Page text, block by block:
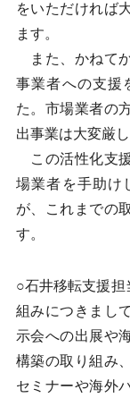
をいただければ
ます。
また、かねて
事業者への支援
た。市場業者の
出事業は大変厳
この活性化支
場業者を手助け
が、これまでの
す。
○石井移転支援
組みにつきまし
示会への出展や
構築の取り組み
セミナーや海外